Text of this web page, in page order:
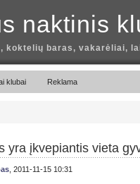
naktinis
koktelių baras, vakarėliai,
klubai Reklama
yra įkvepiantis vieta
, 2011-11-15 10:31